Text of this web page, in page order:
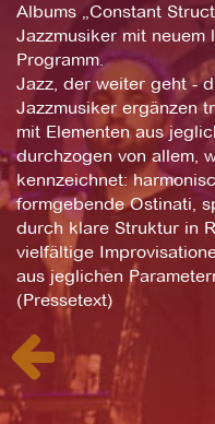
Albums „Constant
Jazzmusiker mit
Programm.
Jazz, der weiter geht -
Jazzmusiker ergänzen
mit Elementen aus
durchzogen von allem,
kennzeichnet:
formgebende Ostinati,
durch klare Struktur in
vielfältige
aus jeglichen
(Pressetext)